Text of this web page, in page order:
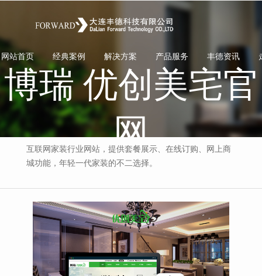
网站首页
Index
经典案例
Cases
解决方案
产品服务
Service
丰德资讯
博瑞 优创美宅官
网
互联网家装行业
互联网家装行业网站，提供套餐展示、在线订购、网上商
城功能，年轻一代家装的不二选择。